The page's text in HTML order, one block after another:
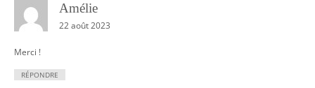
o
n
Amélie
22 août 2023
Merci !
RÉPONDRE